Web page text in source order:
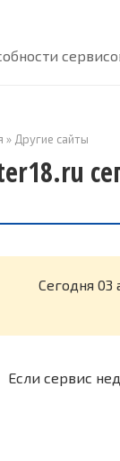
» Другие сайты
Cегодня
Если сервис